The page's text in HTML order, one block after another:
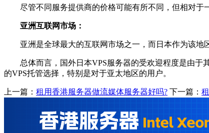
尽管不同服务提供商的价格可能有所不同，但相对于一
亚洲互联网市场：
亚洲是全球最大的互联网市场之一，而日本作为该地区
总体而言，国外日本VPS服务器的受欢迎程度是由于
的VPS托管选择，特别是对于亚太地区的用户。
上一篇： 租用香港服务器做流媒体服务器好吗? 下一篇：